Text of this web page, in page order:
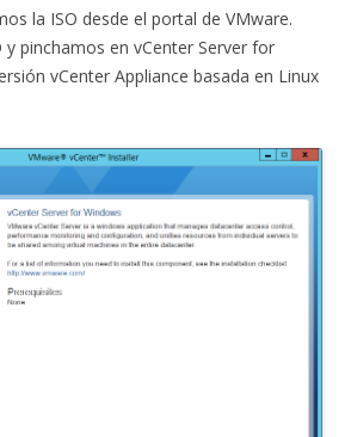
la ISO desde el portal de VMware.
y pinchamos en vCenter Server for
vCenter Appliance basada en Linux